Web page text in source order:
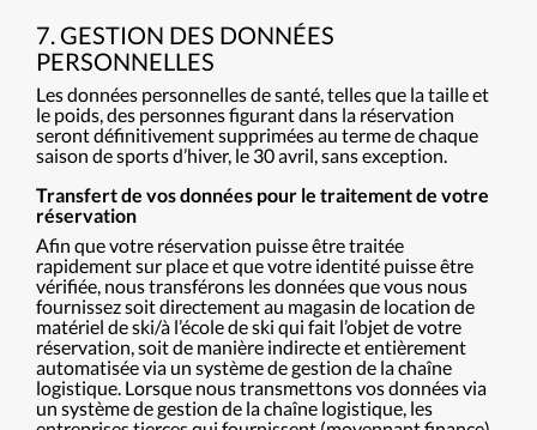
7. GESTION DES DONNÉES
PERSONNELLES
Les données personnelles de santé, telles que la taille et
le poids, des personnes figurant dans la réservation
seront définitivement supprimées au terme de chaque
saison de sports d’hiver, le 30 avril, sans exception.
Transfert de vos données pour le traitement de votre
réservation
Afin que votre réservation puisse être traitée
rapidement sur place et que votre identité puisse être
vérifiée, nous transférons les données que vous nous
fournissez soit directement au magasin de location de
matériel de ski/à l’école de ski qui fait l’objet de votre
réservation, soit de manière indirecte et entièrement
automatisée via un système de gestion de la chaîne
logistique. Lorsque nous transmettons vos données via
un système de gestion de la chaîne logistique, les